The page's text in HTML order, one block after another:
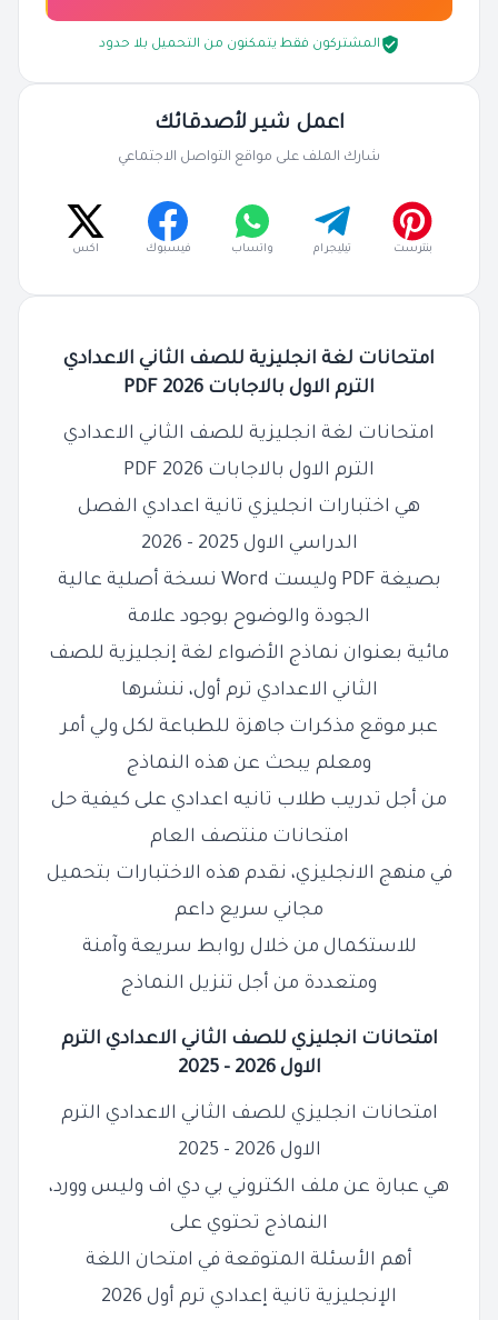
امتحانات لغة انجليزية للصف الثاني الاعدادي
الترم الاول بالاجابات 2026 PDF
امتحانات لغة انجليزية للصف الثاني الاعدادي
الترم الاول بالاجابات 2026 PDF
هي اختبارات انجليزي تانية اعدادي الفصل
الدراسي الاول 2025 - 2026
بصيغة PDF وليست Word نسخة أصلية عالية
الجودة والوضوح بوجود علامة
مائية بعنوان نماذج الأضواء لغة إنجليزية للصف
الثاني الاعدادي ترم أول، ننشرها
عبر موقع مذكرات جاهزة للطباعة لكل ولي أمر
ومعلم يبحث عن هذه النماذج
من أجل تدريب طلاب تانيه اعدادي على كيفية حل
امتحانات منتصف العام
في منهج الانجليزي، نقدم هذه الاختبارات بتحميل
مجاني سريع داعم
للاستكمال من خلال روابط سريعة وآمنة
ومتعددة من أجل تنزيل النماذج
امتحانات انجليزي للصف الثاني الاعدادي الترم
الاول 2026 - 2025
امتحانات انجليزي للصف الثاني الاعدادي الترم
الاول 2026 - 2025
هي عبارة عن ملف الكتروني بي دي اف وليس وورد،
النماذج تحتوي على
أهم الأسئلة المتوقعة في امتحان اللغة
الإنجليزية تانية إعدادي ترم أول 2026
المشتركون فقط يتمكنون من التحميل بلا حدود
اعمل شير لأصدقائك
شارك الملف على مواقع التواصل الاجتماعي
بنترست تيليجرام واتساب فيسبوك اكس